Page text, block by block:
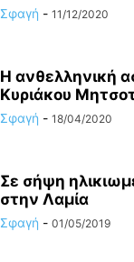
Σφαγή - 11/12/2020
Η ανθελληνική
Κυριάκου
Σφαγή - 18/04/2020
Σε σήψη
στην Λαμία
Σφαγή - 01/05/2019